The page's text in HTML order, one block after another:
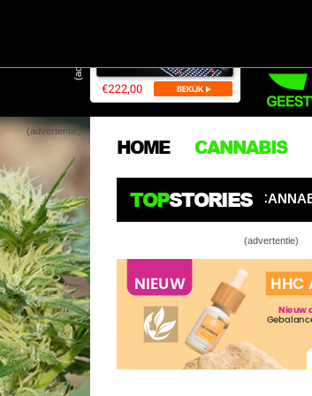
(advertentie)
(advertentie)
HOME CANNABIS
TOPSTORIES
ZIJN DE NIEUWE PESTICIDEN
(advertentie)